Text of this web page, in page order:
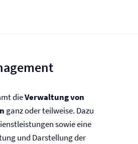
dieVerwaltung von
ganz oder teilweise. Dazu
sowie eine
und Darstellung der